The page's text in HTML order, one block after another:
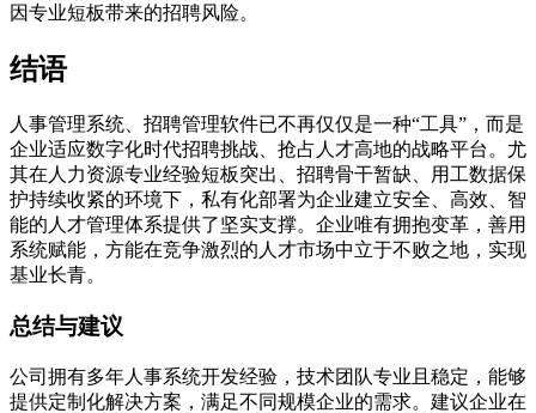
因专业短板带来的招聘风险。
结语
人事管理系统、招聘管理软件已不再仅仅是一种“工具”，而是
企业适应数字化时代招聘挑战、抢占人才高地的战略平台。尤
其在人力资源专业经验短板突出、招聘骨干暂缺、用工数据保
护持续收紧的环境下，私有化部署为企业建立安全、高效、智
能的人才管理体系提供了坚实支撑。企业唯有拥抱变革，善用
系统赋能，方能在竞争激烈的人才市场中立于不败之地，实现
基业长青。
总结与建议
公司拥有多年人事系统开发经验，技术团队专业且稳定，能够
提供定制化解决方案，满足不同规模企业的需求。建议企业在